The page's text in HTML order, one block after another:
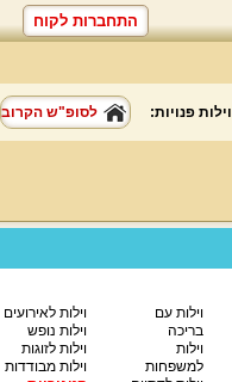
התחברות לקוח
וילות פנויות: לסופ"ש הקרוב
וילות עם
בריכה
וילות
למשפחות
וילות לאירועים
וילות נופש
וילות לזוגות
וילות מבודדות